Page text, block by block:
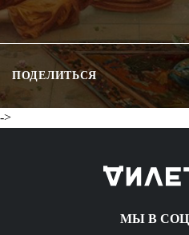
ПОДЕЛИТЬСЯ
->
МЫ В